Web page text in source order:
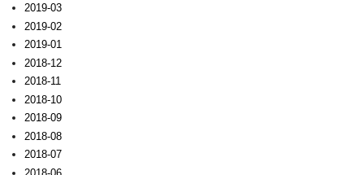
2019-03
2019-02
2019-01
2018-12
2018-11
2018-10
2018-09
2018-08
2018-07